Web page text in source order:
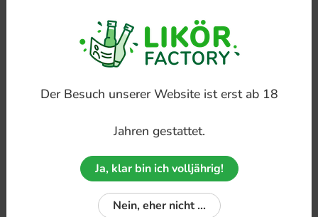
NEU DABEI
Der Besuch unserer Website ist erst ab 18
Jahren gestattet.
Ja, klar bin ich volljährig!
Nein, eher nicht ...